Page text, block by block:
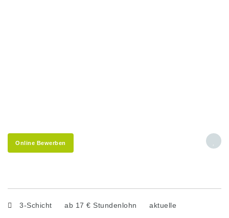
Online Bewerben
3-Schicht ab 17 € Stundenlohn aktuelle